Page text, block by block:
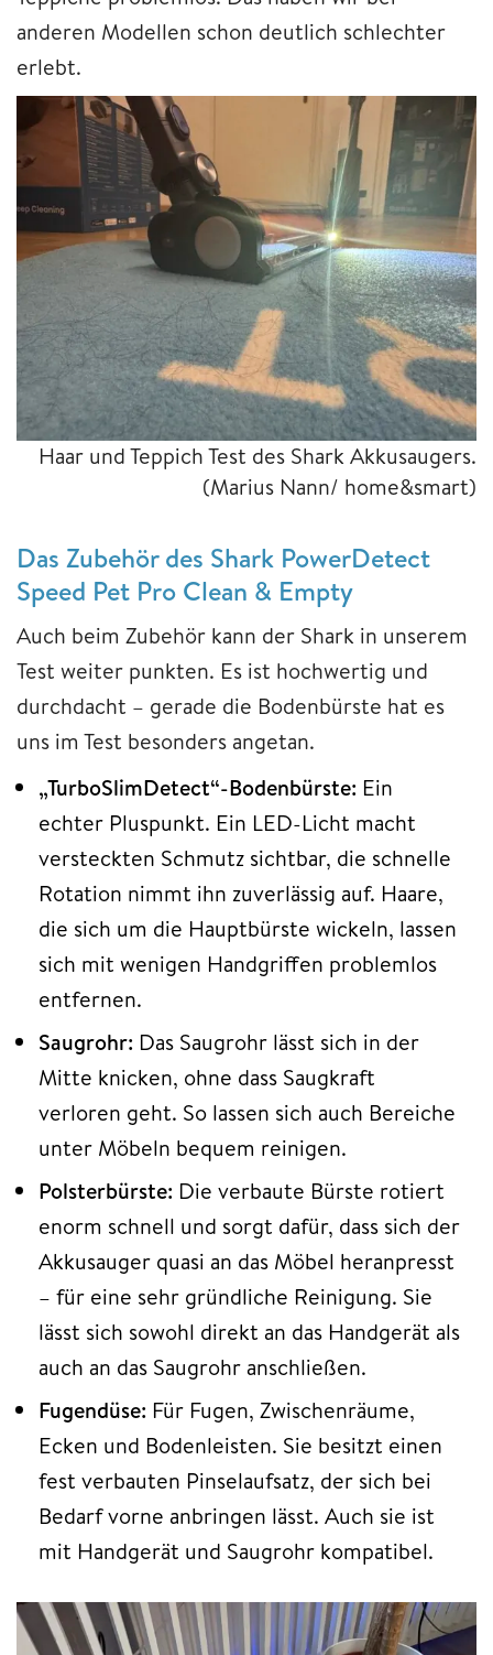
anderen Modellen schon deutlich schlechter
erlebt.
Haar und Teppich Test des Shark Akkusaugers.
(Marius Nann/ home&smart)
Das Zubehör des Shark PowerDetect
Speed Pet Pro Clean & Empty
Auch beim Zubehör kann der Shark in unserem
Test weiter punkten. Es ist hochwertig und
durchdacht – gerade die Bodenbürste hat es
uns im Test besonders angetan.
„TurboSlimDetect“-Bodenbürste: Ein
echter Pluspunkt. Ein LED-Licht macht
versteckten Schmutz sichtbar, die schnelle
Rotation nimmt ihn zuverlässig auf. Haare,
die sich um die Hauptbürste wickeln, lassen
sich mit wenigen Handgriffen problemlos
entfernen.
Saugrohr: Das Saugrohr lässt sich in der
Mitte knicken, ohne dass Saugkraft
verloren geht. So lassen sich auch Bereiche
unter Möbeln bequem reinigen.
Polsterbürste: Die verbaute Bürste rotiert
enorm schnell und sorgt dafür, dass sich der
Akkusauger quasi an das Möbel heranpresst
– für eine sehr gründliche Reinigung. Sie
lässt sich sowohl direkt an das Handgerät als
auch an das Saugrohr anschließen.
Fugendüse: Für Fugen, Zwischenräume,
Ecken und Bodenleisten. Sie besitzt einen
fest verbauten Pinselaufsatz, der sich bei
Bedarf vorne anbringen lässt. Auch sie ist
mit Handgerät und Saugrohr kompatibel.